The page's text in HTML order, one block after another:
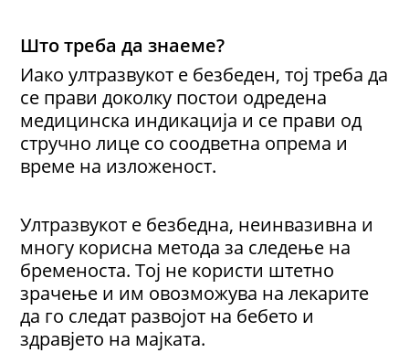
Што треба да знаеме?
Иако ултразвукот е безбеден, тој треба да
се прави доколку постои одредена
медицинска индикација и се прави од
стручно лице со соодветна опрема и
време на изложеност.
Ултразвукот е безбедна, неинвазивна и
многу корисна метода за следење на
бременоста. Тој не користи штетно
зрачење и им овозможува на лекарите
да го следат развојот на бебето и
здравјето на мајката.